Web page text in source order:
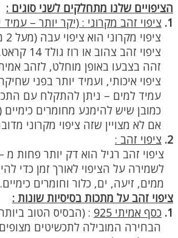
הציפויים שלנו מתחלקים לשני סוגים :
1. ציפוי זהב מקרוני : (יקר יותר – עמיד
ציפוי מקרוני הוא ציפוי עבה (מעל 2 מיקרון).
ציפוי זהב צהוב או רוז גולד 14 קראט.
זהה בצבעו באופן מוחלט, לזהב אמיתי 14
ציפוי איכותי, ועמיד יותר בפני
עמיד למים – ניתן להתקלח עם
כמובן שיש להימנע מחומרים כימיים
אם לא מצויין שזה ציפוי מקרוני
2. ציפוי זהב :
ציפוי זהב רגיל הוא דק יותר פחות מ – 1
לשמירה על הציפוי לאורך זמן כדי
ממים, זיעה, ים, כלור וחומרים כימיים.
ציפוי זהב על מתכות בסיסיות שונות :
1. כסף אמיתי 925 : (הבסיס הטוב
הבחירה המובילה לתכשיטים מצופים